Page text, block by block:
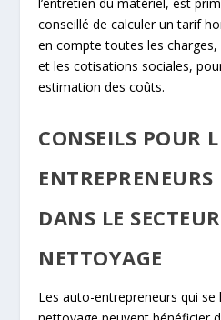
conseillé de calculer un tarif
en compte toutes les
et les cotisations sociales,
estimation des coûts.
CONSEILS POUR
DANS LE
NETTOYAGE
Les auto-entrepreneurs qui se